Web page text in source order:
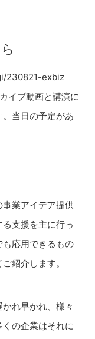
230821-exbiz
イブ動画と講演に
当日の予定があ
業アイデア提供
支援を主に行っ
応用できるもの
紹介します。
れ早かれ、様々
の企業はそれに